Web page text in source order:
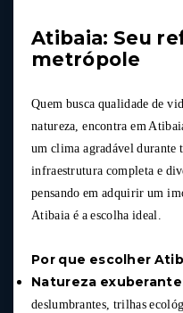
Atibaia: Seu
metrópole
Quem busca qualidade de
natureza, encontra em
um clima agradável durante
infraestrutura completa e
pensando em adquirir um
Atibaia é a escolha ideal.
Por que escolher
Natureza
deslumbrantes, trilhas